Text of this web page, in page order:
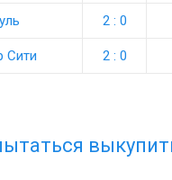
2 : 0
Сити 2 : 0